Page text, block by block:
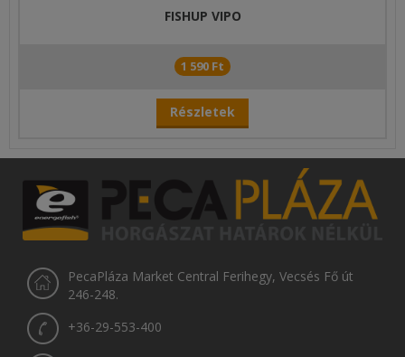
FISHUP VIPO
1 590 Ft
Részletek
PecaPláza Market Central Ferihegy, Vecsés Fő út
246-248.
+36-29-553-400